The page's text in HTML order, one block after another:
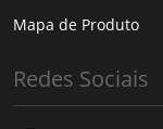
Mapa de Produto
Redes Sociais